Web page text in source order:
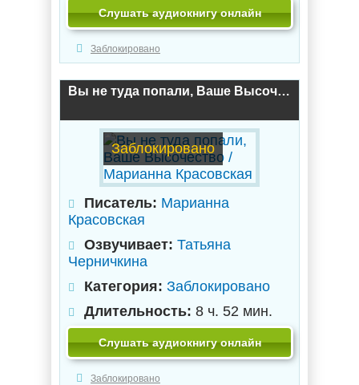
Слушать аудиокнигу онлайн
Заблокировано
Вы не туда попали, Ваше Высочество / Марианна Красовская
Заблокировано
Писатель: Марианна
Красовская
Озвучивает: Татьяна
Черничкина
Категория: Заблокировано
Длительность: 8 ч. 52 мин.
Слушать аудиокнигу онлайн
Заблокировано